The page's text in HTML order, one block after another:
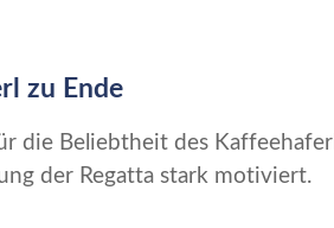
zu Ende
die Beliebtheit des Kaffeehaferl
der Regatta stark motiviert.